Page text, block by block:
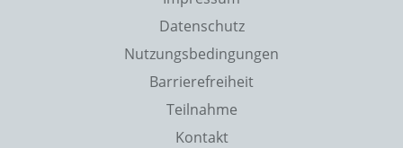
Datenschutz
Nutzungsbedingungen
Barrierefreiheit
Teilnahme
Kontakt